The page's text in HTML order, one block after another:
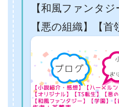
【和風ファンタジ
【悪の組織】【首